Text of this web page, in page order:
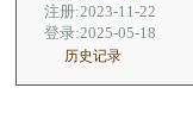
注册:2023-11-22
登录:2025-05-18
历史记录